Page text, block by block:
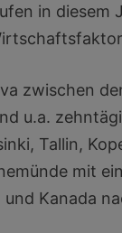
in
zwischen
u.a.
Tallin,
mit
Kanada